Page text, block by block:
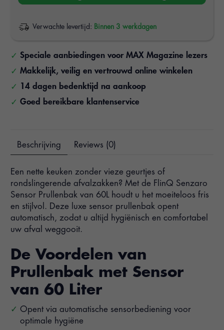
Verwachte levertijd: Binnen 3 werkdagen
Speciale aanbiedingen voor MAX Magazine lezers
Makkelijk, veilig en vertrouwd online winkelen
14 dagen bedenktijd na aankoop
Goed bereikbare klantenservice
Beschrijving Reviews (0)
Een nette keuken zonder vieze geurtjes of
rondslingerende afvalzakken? Met de FlinQ Senzaro
Sensor Prullenbak van 60L houdt u het moeiteloos fris
en stijlvol. Deze luxe sensor prullenbak opent
automatisch, zodat u altijd hygiënisch en comfortabel
uw afval weggooit.
De Voordelen van
Prullenbak met Sensor
van 60 Liter
Opent via automatische sensorbediening voor
optimale hygiëne